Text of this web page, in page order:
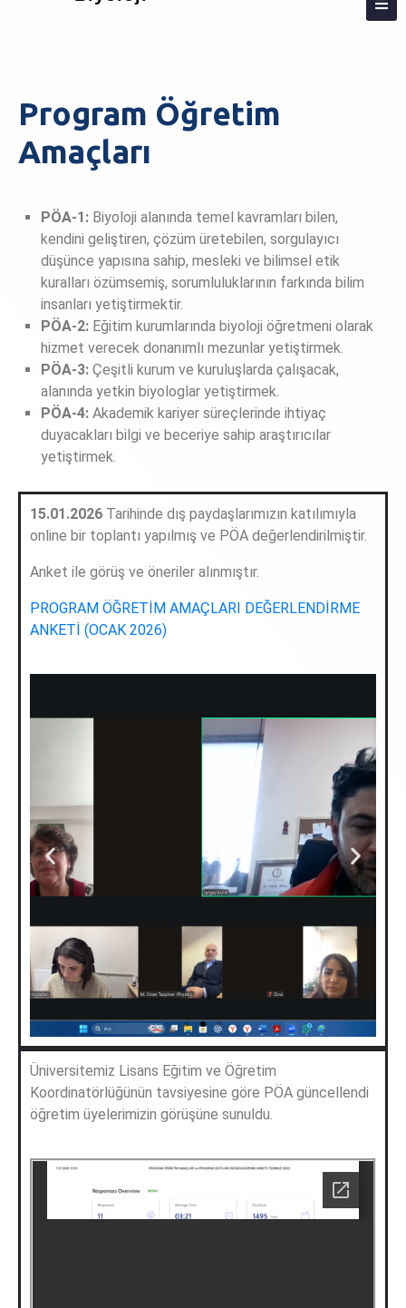
AKREDITASYON
KIŞILER
LISANSÜSTÜ
ARAŞTIRMA
TOPLUMA KATKI
ADAY ÖĞRENCI
İLETIŞIM
ANKETLER
Program Öğretim
Amaçları
PÖA-1: Biyoloji alanında temel kavramları bilen,
kendini geliştiren, çözüm üretebilen, sorgulayıcı
düşünce yapısına sahip, mesleki ve bilimsel etik
kuralları özümsemiş, sorumluluklarının farkında bilim
insanları yetiştirmektir.
PÖA-2: Eğitim kurumlarında biyoloji öğretmeni olarak
hizmet verecek donanımlı mezunlar yetiştirmek.
PÖA-3: Çeşitli kurum ve kuruluşlarda çalışacak,
alanında yetkin biyologlar yetiştirmek.
PÖA-4: Akademik kariyer süreçlerinde ihtiyaç
duyacakları bilgi ve beceriye sahip araştırıcılar
yetiştirmek.
15.01.2026 Tarihinde dış paydaşlarımızın katılımıyla
online bir toplantı yapılmış ve PÖA değerlendirilmiştir.
Anket ile görüş ve öneriler alınmıştır.
PROGRAM ÖĞRETİM AMAÇLARI DEĞERLENDİRME
ANKETİ (OCAK 2026)
Üniversitemiz Lisans Eğitim ve Öğretim
Koordinatörlüğünün tavsiyesine göre PÖA güncellendi
öğretim üyelerimizin görüşüne sunuldu.